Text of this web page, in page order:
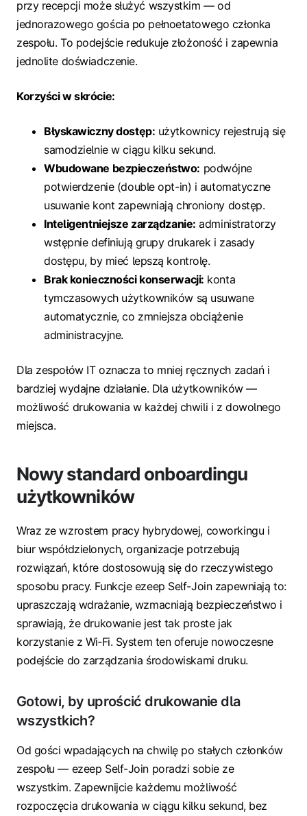
przy recepcji może służyć wszystkim — od
jednorazowego gościa po pełnoetatowego członka
zespołu. To podejście redukuje złożoność i zapewnia
jednolite doświadczenie.
Korzyści w skrócie:
Błyskawiczny dostęp: użytkownicy rejestrują się
samodzielnie w ciągu kilku sekund.
Wbudowane bezpieczeństwo: podwójne
potwierdzenie (double opt-in) i automatyczne
usuwanie kont zapewniają chroniony dostęp.
Inteligentniejsze zarządzanie: administratorzy
wstępnie definiują grupy drukarek i zasady
dostępu, by mieć lepszą kontrolę.
Brak konieczności konserwacji: konta
tymczasowych użytkowników są usuwane
automatycznie, co zmniejsza obciążenie
administracyjne.
Dla zespołów IT oznacza to mniej ręcznych zadań i
bardziej wydajne działanie. Dla użytkowników —
możliwość drukowania w każdej chwili i z dowolnego
miejsca.
Nowy standard onboardingu
użytkowników
Wraz ze wzrostem pracy hybrydowej, coworkingu i
biur współdzielonych, organizacje potrzebują
rozwiązań, które dostosowują się do rzeczywistego
sposobu pracy. Funkcje ezeep Self-Join zapewniają to:
upraszczają wdrażanie, wzmacniają bezpieczeństwo i
sprawiają, że drukowanie jest tak proste jak
korzystanie z Wi‑Fi. System ten oferuje nowoczesne
podejście do zarządzania środowiskami druku.
Gotowi, by uprościć drukowanie dla
wszystkich?
Od gości wpadających na chwilę po stałych członków
zespołu — ezeep Self-Join poradzi sobie ze
wszystkim. Zapewnijcie każdemu możliwość
rozpoczęcia drukowania w ciągu kilku sekund, bez